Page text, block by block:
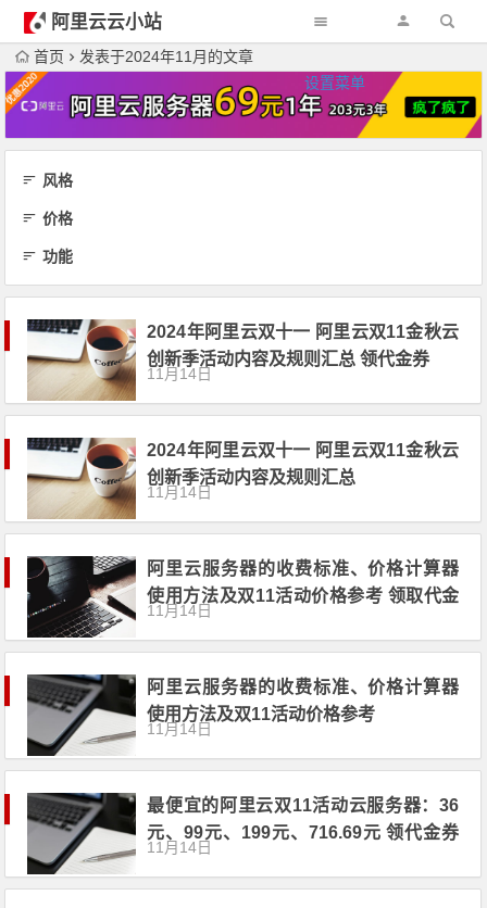
阿里云云小站
设置菜单
首页 发表于2024年11月的文章
风格
价格
功能
2024年阿里云双十一 阿里云双11金秋云
创新季活动内容及规则汇总 领代金券
11月14日
2024年阿里云双十一 阿里云双11金秋云
创新季活动内容及规则汇总
11月14日
阿里云服务器的收费标准、价格计算器
使用方法及双11活动价格参考 领取代金
券优惠券
11月14日
阿里云服务器的收费标准、价格计算器
使用方法及双11活动价格参考
11月14日
最便宜的阿里云双11活动云服务器：36
元、99元、199元、716.69元 领代金券
优惠券
11月14日